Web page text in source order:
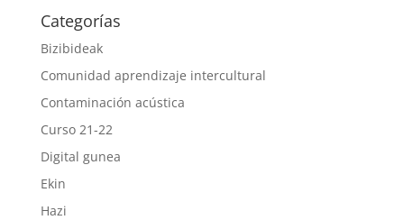
Categorías
Bizibideak
Comunidad aprendizaje intercultural
Contaminación acústica
Curso 21-22
Digital gunea
Ekin
Hazi